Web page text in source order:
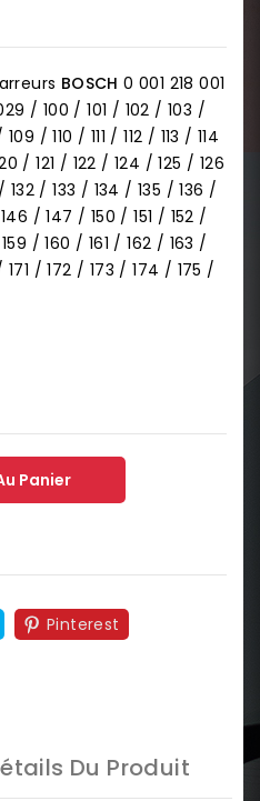
BOSCH0 001 218 001
/ 100 / 101 / 102 / 103 /
/ 110 / 111 / 112 / 113 / 114
/ 121 / 122 / 124 / 125 / 126
132 / 133 / 134 / 135 / 136 /
/ 147 / 150 / 151 / 152 /
/ 160 / 161 / 162 / 163 /
/ 172 / 173 / 174 / 175 /
Panier
Pinterest
Du Produit